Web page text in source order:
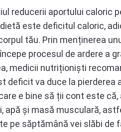
reducerii aportului caloric
este deficitul caloric,
tău. Prin menținerea
procesul de ardere a
medicii nutriționiști
deficit va duce la pierderea
e bine să ții cont este
și masă musculară,
pe săptămână vei slăbi de